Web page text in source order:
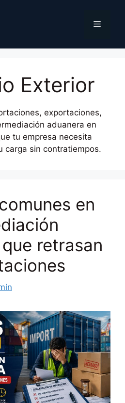
Menú
Exterior
exportaciones,
aduanera en
tu empresa necesita
carga sin contratiempos.
en
retrasan